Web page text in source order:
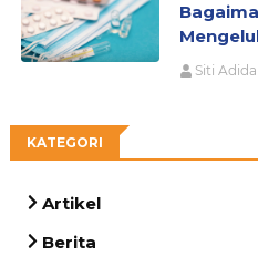
Siti
KATEGORI
Artikel
Berita